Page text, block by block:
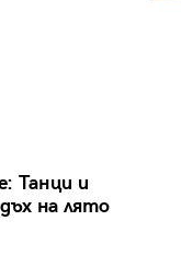
Танци и
на лято